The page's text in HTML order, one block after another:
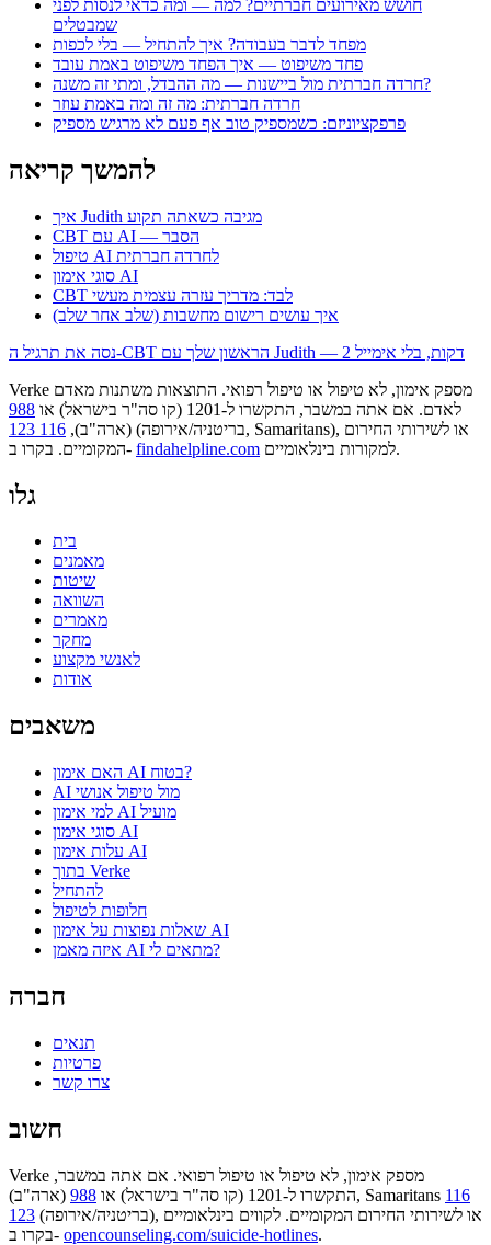
חושש מאירועים חברתיים? למה — ומה כדאי לנסות לפני
שמבטלים
מפחד לדבר בעבודה? איך להתחיל — בלי לכפות
פחד משיפוט — איך הפחד משיפוט באמת עובד
חרדה חברתית מול ביישנות — מה ההבדל, ומתי זה משנה?
חרדה חברתית: מה זה ומה באמת עוזר
פרפקציוניזם: כשמספיק טוב אף פעם לא מרגיש מספיק
להמשך קריאה
איך Judith מגיבה כשאתה תקוע
CBT עם AI — הסבר
טיפול AI לחרדה חברתית
סוגי אימון AI
CBT לבד: מדריך עזרה עצמית מעשי
איך עושים רישום מחשבות (שלב אחר שלב)
נסה את תרגיל ה-CBT הראשון שלך עם Judith — 2 דקות, בלי אימייל
Verke מספק אימון, לא טיפול או טיפול רפואי. התוצאות משתנות מאדם
לאדם. אם אתה במשבר, התקשרו ל-1201 (קו סה"ר בישראל) או
988
(ארה"ב), 116 123 (בריטניה/אירופה, Samaritans), או לשירותי החירום
המקומיים. בקרו ב- findahelpline.com למקורות בינלאומיים.
גלו
בית
מאמנים
שיטות
השוואה
מאמרים
מחקר
לאנשי מקצוע
אודות
משאבים
האם אימון AI בטוח?
AI מול טיפול אנושי
למי אימון AI מועיל
סוגי אימון AI
עלות אימון AI
בתוך Verke
להתחיל
חלופות לטיפול
שאלות נפוצות על אימון AI
איזה מאמן AI מתאים לי?
חברה
תנאים
פרטיות
צרו קשר
חשוב
Verke מספק אימון, לא טיפול או טיפול רפואי. אם אתה במשבר,
התקשרו ל-1201 (קו סה"ר בישראל) או
988 (ארה"ב), Samaritans 116
123 (בריטניה/אירופה), או לשירותי החירום המקומיים. לקווים בינלאומיים
בקרו ב- opencounseling.com/suicide-hotlines.